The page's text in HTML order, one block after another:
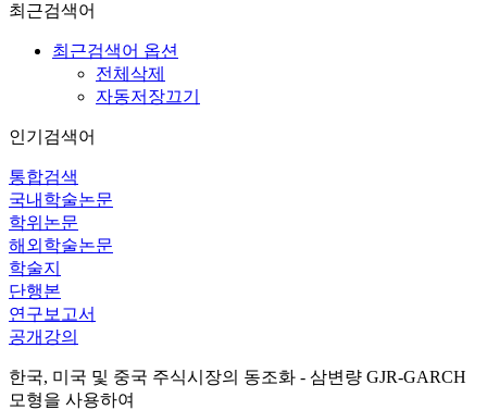
최근검색어
최근검색어 옵션
전체삭제
자동저장끄기
인기검색어
통합검색
국내학술논문
학위논문
해외학술논문
학술지
단행본
연구보고서
공개강의
한국, 미국 및 중국 주식시장의 동조화 - 삼변량 GJR-GARCH
모형을 사용하여